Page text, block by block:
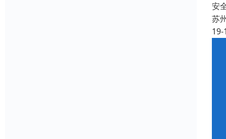
安
苏
19-